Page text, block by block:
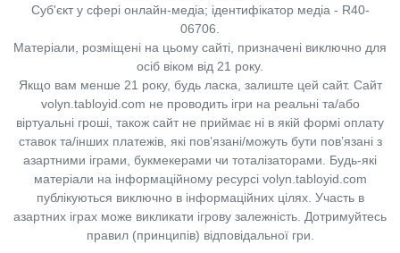
Суб'єкт у сфері онлайн-медіа; ідентифікатор медіа - R40-
06706.
Матеріали, розміщені на цьому сайті, призначені виключно для
осіб віком від 21 року.
Якщо вам менше 21 року, будь ласка, залиште цей сайт. Сайт
volyn.tabloyid.com не проводить ігри на реальні та/або
віртуальні гроші, також сайт не приймає ні в якій формі оплату
ставок та/інших платежів, які пов’язані/можуть бути пов’язані з
азартними іграми, букмекерами чи тоталізаторами. Будь-які
матеріали на інформаційному ресурсі volyn.tabloyid.com
публікуються виключно в інформаційних цілях. Участь в
азартних іграх може викликати ігрову залежність. Дотримуйтесь
правил (принципів) відповідальної гри.